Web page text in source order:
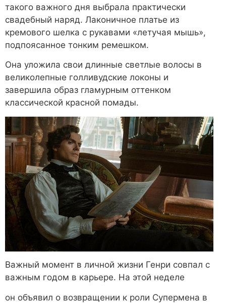
такого важного дня выбрала практически
свадебный наряд. Лаконичное платье из
кремового шелка с рукавами «летучая мышь»,
подпоясанное тонким ремешком.
Она уложила свои длинные светлые волосы в
великолепные голливудские локоны и
завершила образ гламурным оттенком
классической красной помады.
Важный момент в личной жизни Генри совпал с
важным годом в карьере. На этой неделе
он объявил о возвращении к роли Супермена в